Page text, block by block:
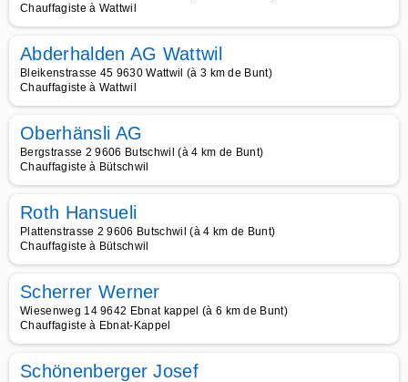
Chauffagiste à Wattwil
Abderhalden AG Wattwil
Bleikenstrasse 45 9630 Wattwil (à 3 km de Bunt)
Chauffagiste à Wattwil
Oberhänsli AG
Bergstrasse 2 9606 Butschwil (à 4 km de Bunt)
Chauffagiste à Bütschwil
Roth Hansueli
Plattenstrasse 2 9606 Butschwil (à 4 km de Bunt)
Chauffagiste à Bütschwil
Scherrer Werner
Wiesenweg 14 9642 Ebnat kappel (à 6 km de Bunt)
Chauffagiste à Ebnat-Kappel
Schönenberger Josef